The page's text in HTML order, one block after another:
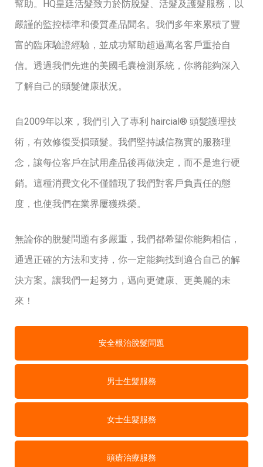
幫助。HQ皇廷活髮致力於防脫髮、活髮及護髮服務，以
嚴謹的監控標準和優質產品聞名。我們多年來累積了豐
富的臨床驗證經驗，並成功幫助超過萬名客戶重拾自
信。透過我們先進的美國毛囊檢測系統，你將能夠深入
了解自己的頭髮健康狀況。
自2009年以來，我們引入了專利 haircial® 頭髮護理技
術，有效修復受損頭髮。我們堅持誠信務實的服務理
念，讓每位客戶在試用產品後再做決定，而不是進行硬
銷。這種消費文化不僅體現了我們對客戶負責任的態
度，也使我們在業界屢獲殊榮。
無論你的脫髮問題有多嚴重，我們都希望你能夠相信，
通過正確的方法和支持，你一定能夠找到適合自己的解
決方案。讓我們一起努力，邁向更健康、更美麗的未
來！
安全根治脫髮問題
男士生髮服務
女士生髮服務
頭瘡治療服務